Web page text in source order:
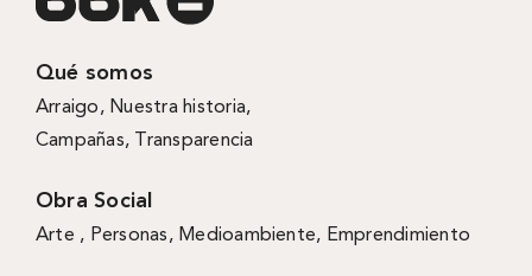
Qué somos
Arraigo, Nuestra historia,
Campañas, Transparencia
Obra Social
Arte , Personas, Medioambiente, Emprendimiento